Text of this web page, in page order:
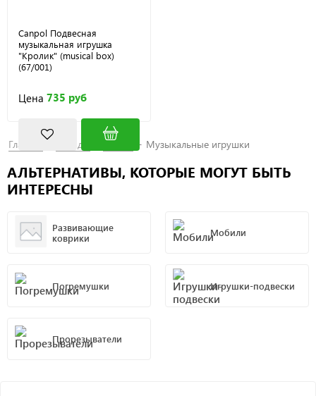
Canpol Подвесная
музыкальная игрушка
"Кролик" (musical box)
(67/001)
Цена 735 руб
Главная Бренды Canpol Музыкальные игрушки
АЛЬТЕРНАТИВЫ, КОТОРЫЕ МОГУТ БЫТЬ
ИНТЕРЕСНЫ
Развивающие
коврики
Мобили
Погремушки Игрушки-подвески
Прорезыватели